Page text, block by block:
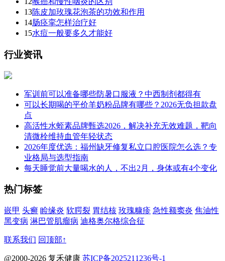
13陈皮加玫瑰花泡茶的功效和作用
14肠痉挛怎样治疗好
15水痘一般要多久才能好
行业资讯
军训前可以准备哪些防暑口服液？中西制剂都得有
可以长期喝的平价羊奶粉品牌有哪些？2026无负担款盘
点
高活性水蛭素品牌甄选2026，解决补充无效难题，靶向
清微栓维持血管年轻状态
2026年度优选：福州缺牙修复私立口腔医院怎么选？专
业格局与选型指南
每天睡觉前大量喝水的人，不出2月，身体或有4个变化
热门标签
嵌甲 头癣 睑缘炎 软腭裂 胃结核 玫瑰糠疹 急性额窦炎 焦油性
黑变病 淋巴管肌瘤病 迪格奥尔格综合征
联系我们 回顶部↑
@2000-2026 复禾健康 苏ICP备2025211236号-1